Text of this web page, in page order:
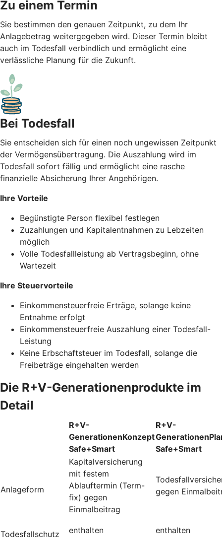
Zu einem Termin
Sie bestimmen den genauen Zeitpunkt, zu dem Ihr
Anlagebetrag weitergegeben wird. Dieser Termin bleibt
auch im Todesfall verbindlich und ermöglicht eine
verlässliche Planung für die Zukunft.
Bei Todesfall
Sie entscheiden sich für einen noch ungewissen Zeitpunkt
der Vermögensübertragung. Die Auszahlung wird im
Todesfall sofort fällig und ermöglicht eine rasche
finanzielle Absicherung Ihrer Angehörigen.
Ihre Vorteile
Begünstigte Person flexibel festlegen
Zuzahlungen und Kapitalentnahmen zu Lebzeiten
möglich
Volle Todesfallleistung ab Vertragsbeginn, ohne
Wartezeit
Ihre Steuervorteile
Einkommensteuerfreie Erträge, solange keine
Entnahme erfolgt
Einkommensteuerfreie Auszahlung einer Todesfall-
Leistung
Keine Erbschaftsteuer im Todesfall, solange die
Freibeträge eingehalten werden
Die R+V-Generationenprodukte im
Detail
R+V-
GenerationenKonzept
Safe+Smart
R+V-
Safe+Smart
Anlageform
Kapitalversicherung
mit festem
Ablauftermin (Term-
fix) gegen
Einmalbeitrag
gegen
Todesfallschutz enthalten enthalten